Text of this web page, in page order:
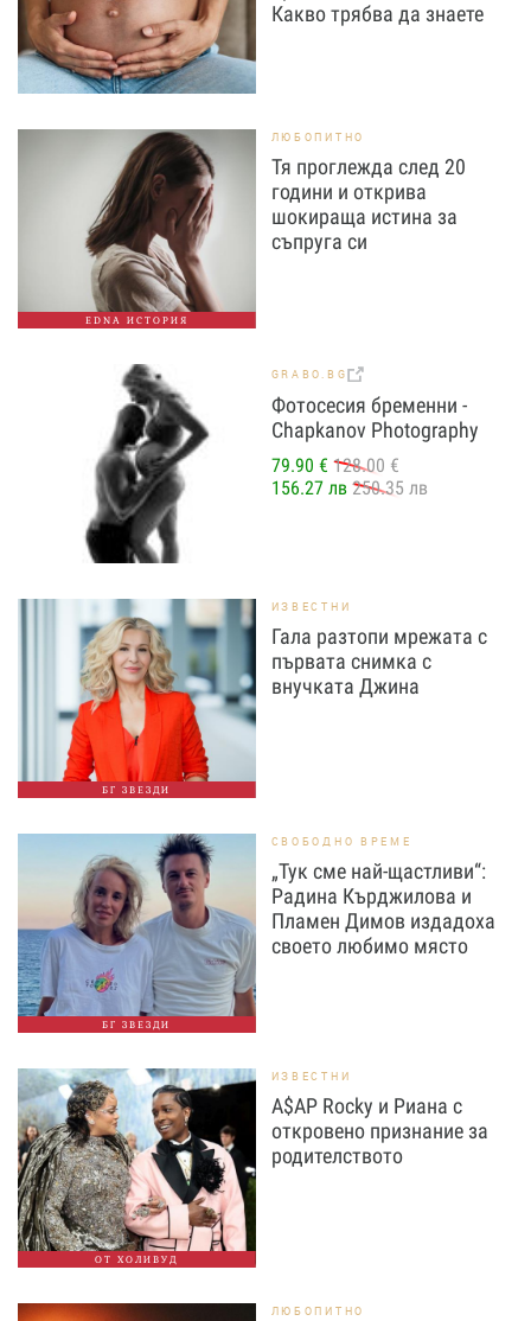
Какво трябва да знаете
EDNA ИСТОРИЯ
ЛЮБОПИТНО
Тя проглежда след 20
години и открива
шокираща истина за
съпруга си
GRABO.BG
Фотосесия бременни -
Chapkanov Photography
79.90 € 128.00 €
156.27 лв 250.35 лв
БГ ЗВЕЗДИ
ИЗВЕСТНИ
Гала разтопи мрежата с
първата снимка с
внучката Джина
БГ ЗВЕЗДИ
СВОБОДНО ВРЕМЕ
„Тук сме най-щастливи“:
Радина Кърджилова и
Пламен Димов издадоха
своето любимо място
ОТ ХОЛИВУД
ИЗВЕСТНИ
A$AP Rocky и Риана с
откровено признание за
родителството
ЛЮБОПИТНО